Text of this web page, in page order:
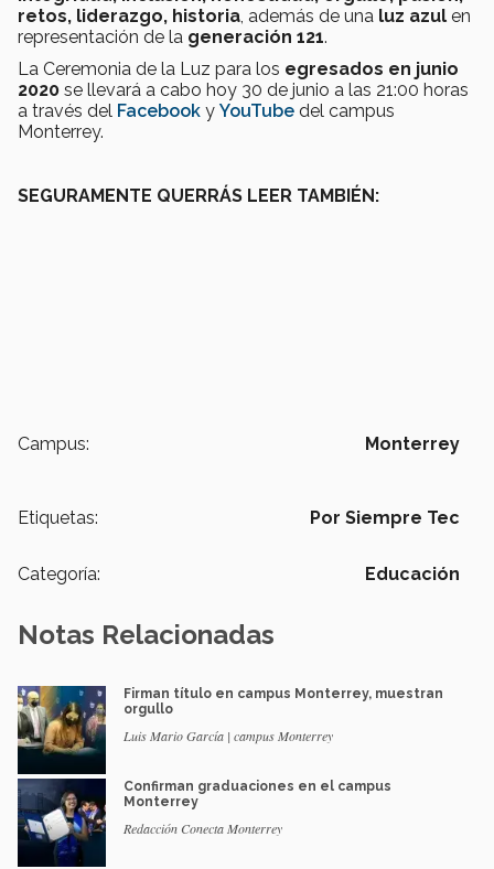
retos, liderazgo, historia , además de una luz azul en
representación de la generación 121.
La Ceremonia de la Luz para los egresados en junio
2020 se llevará a cabo hoy 30 de junio a las 21:00 horas
a través del Facebook y YouTube del campus
Monterrey.
SEGURAMENTE QUERRÁS LEER TAMBIÉN:
Campus: Monterrey
Etiquetas: Por Siempre Tec
Categoría: Educación
Notas Relacionadas
Firman título en campus Monterrey, muestran
orgullo
Luis Mario García | campus Monterrey
Confirman graduaciones en el campus
Monterrey
Redacción Conecta Monterrey